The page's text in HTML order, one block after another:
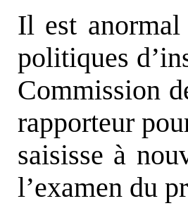
Il est
politiques
Commission
rapporteur
saisisse à
l’examen du